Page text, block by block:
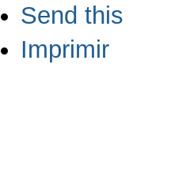
de
Documento
Send this
Imprimir